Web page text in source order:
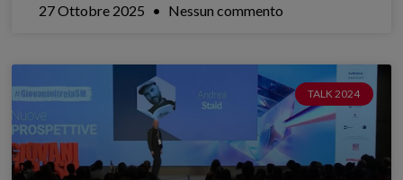
27 Ottobre 2025 Nessun commento
TALK 2024